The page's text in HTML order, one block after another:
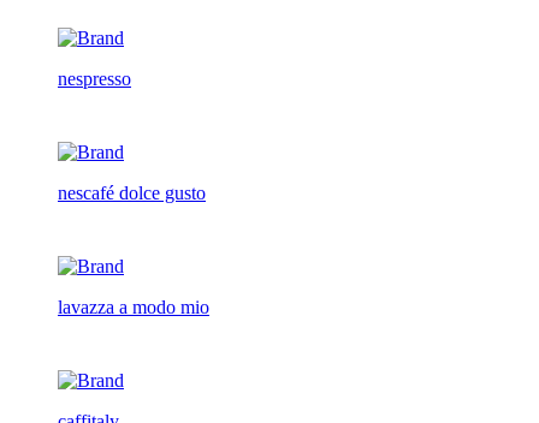
nespresso
nescafé dolce gusto
lavazza a modo mio